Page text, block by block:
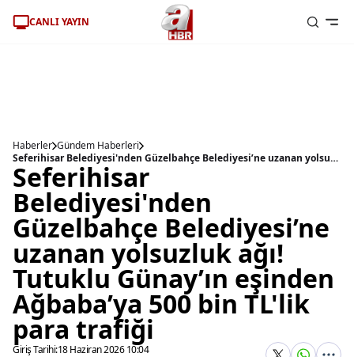
CANLI YAYIN
Haberler Gündem Haberleri
Seferihisar Belediyesi'nden Güzelbahçe Belediyesi’ne uzanan yolsuzluk ağı! Tutuklu Günay’ın eşinden Ağbaba’ya 500 bin TL'lik para trafiği
Seferihisar
Belediyesi'nden
Güzelbahçe Belediyesi’ne
uzanan yolsuzluk ağı!
Tutuklu Günay’ın eşinden
Ağbaba’ya 500 bin TL'lik
para trafiği
Giriş Tarihi:18 Haziran 2026 10:04